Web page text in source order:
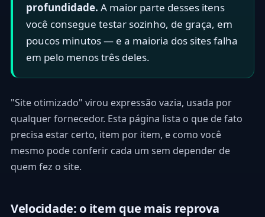
profundidade. A maior parte desses itens
você consegue testar sozinho, de graça, em
poucos minutos — e a maioria dos sites falha
em pelo menos três deles.
"Site otimizado" virou expressão vazia, usada por
qualquer fornecedor. Esta página lista o que de fato
precisa estar certo, item por item, e como você
mesmo pode conferir cada um sem depender de
quem fez o site.
Velocidade: o item que mais reprova